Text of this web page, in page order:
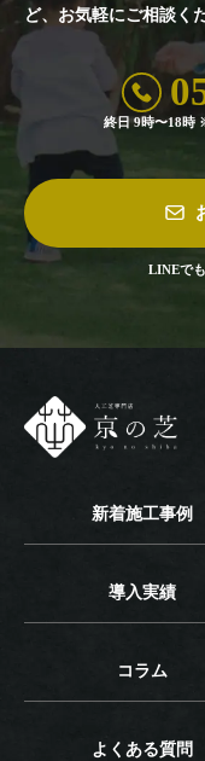
ど、お気軽にご相談く
終日 9時〜18時
LINEで
新着施工事例
導入実績
コラム
よくある質問